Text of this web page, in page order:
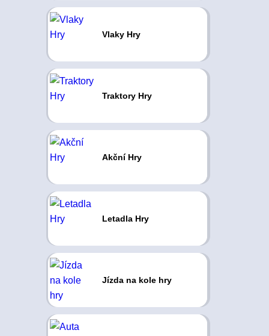
Vlaky Hry
Traktory Hry
Akční Hry
Letadla Hry
Jízda na kole hry